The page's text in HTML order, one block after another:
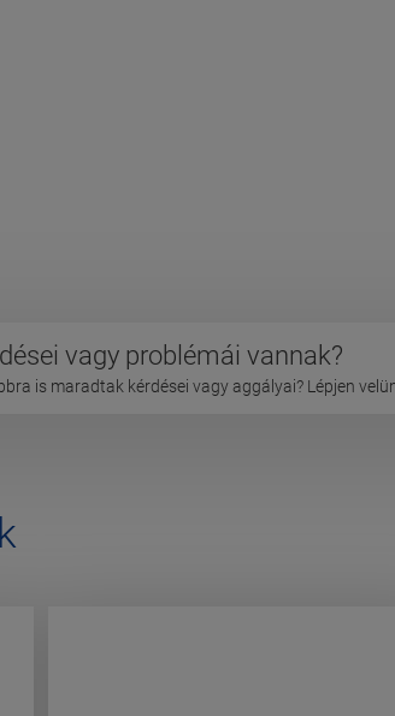
vagy problémái vannak?
is maradtak kérdései vagy aggályai? Lépjen